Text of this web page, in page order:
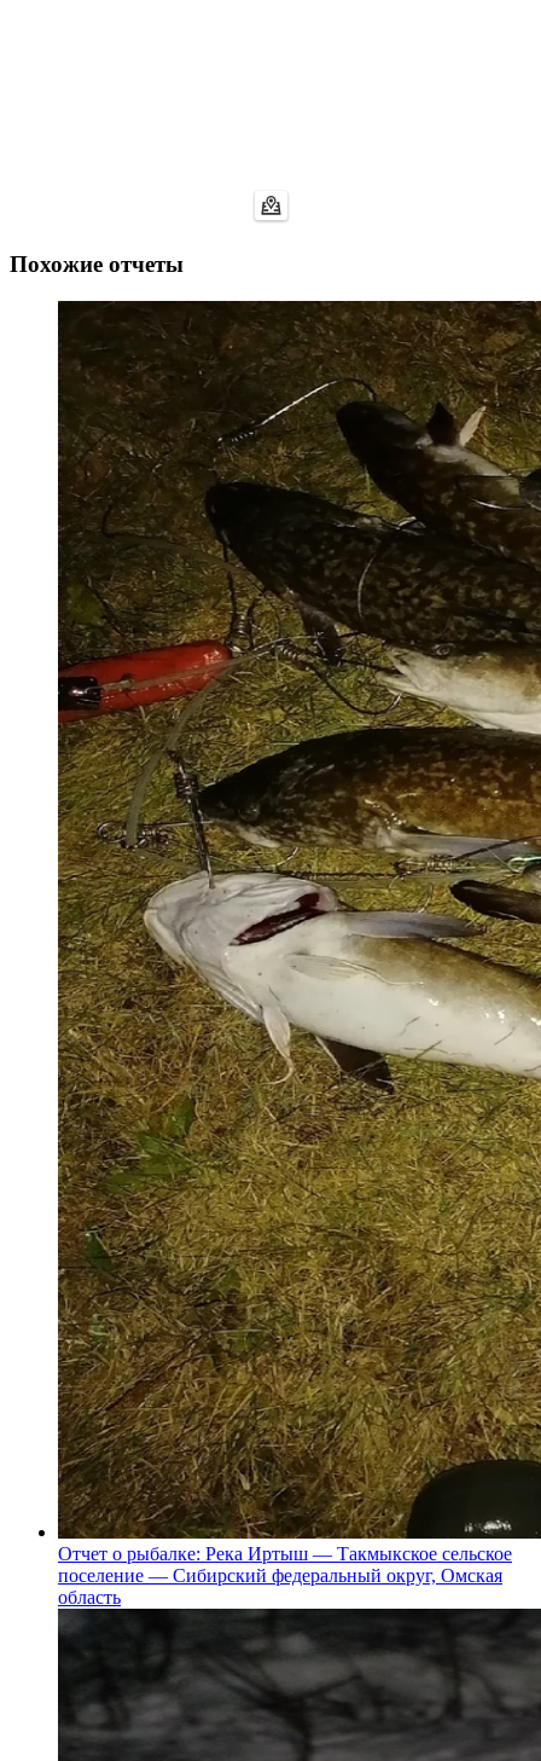
Похожие отчеты
Отчет о рыбалке: Река Иртыш — Такмыкское сельское
поселение — Сибирский федеральный округ, Омская
область